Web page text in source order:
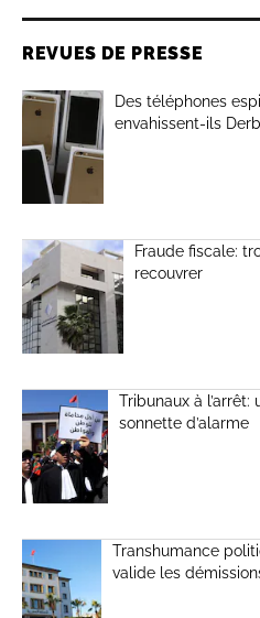
REVUES DE PRESSE
Des téléphones
envahissent-ils
Fraude fiscale:
recouvrer
Tribunaux à
sonnette d’alarme
Transhumance
valide les